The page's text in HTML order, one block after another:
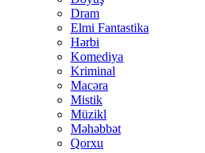
Dram
Elmi Fantastika
Hərbi
Komediya
Kriminal
Macəra
Mistik
Müzikl
Məhəbbət
Qorxu